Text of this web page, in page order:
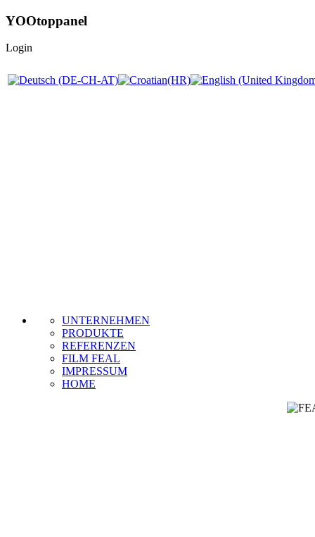
YOOtoppanel
Login
UNTERNEHMEN
PRODUKTE
REFERENZEN
FILM FEAL
IMPRESSUM
HOME